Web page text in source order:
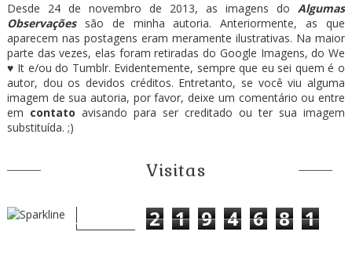
Desde 24 de novembro de 2013, as imagens doAlgumas
Observaçõessão de minha autoria. Anteriormente, as que
aparecem nas postagens eram meramente ilustrativas. Na maior
parte das vezes, elas foram retiradas do Google Imagens, do We
♥ It e/ou do Tumblr. Evidentemente, sempre que eu sei quem é o
autor, dou os devidos créditos. Entretanto, se você viu alguma
imagem de sua autoria, por favor, deixe um comentário ou entre
em contato avisando para ser creditado ou ter sua imagem
substituída. ;)
Visitas
2 1 9 4 6 8 1